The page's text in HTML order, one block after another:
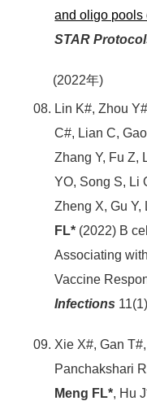
and oligo pools
STAR
(2022年)
Lin K#, Zhou
C#, Lian C,
Zhang Y, Fu Z,
YO, Song S, Li
Zheng X, Gu Y,
FL* (2022) B
Associating
Vaccine
Infections
Xie X#, Gan
Panchakshari
Meng FL*, Hu